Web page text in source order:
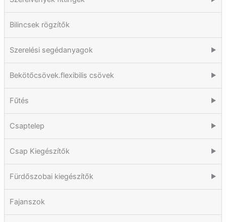
Bilincsek rögzítők
Szerelési segédanyagok ▶
Bekötőcsövek.flexibilis csövek ▶
Fűtés ▶
Csaptelep ▶
Csap Kiegészítők ▶
Fürdőszobai kiegészítők ▶
Fajanszok